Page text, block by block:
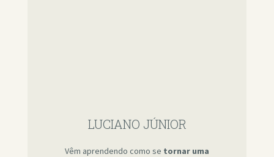
LUCIANO JÚNIOR
Vêm aprendendo como se tornar uma